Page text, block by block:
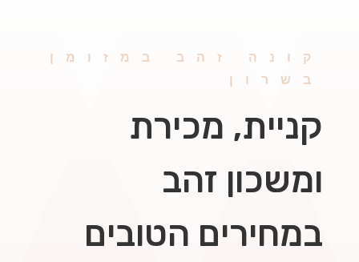
קונה זהב במזומן
בשרון
קניית, מכירת
ומשכון זהב
במחירים הטובים